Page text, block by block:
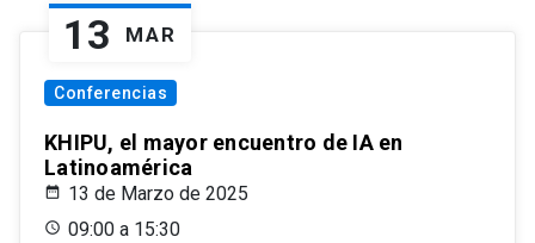
13 MAR
Conferencias
KHIPU, el mayor encuentro de IA en
Latinoamérica
13 de Marzo de 2025
09:00 a 15:30